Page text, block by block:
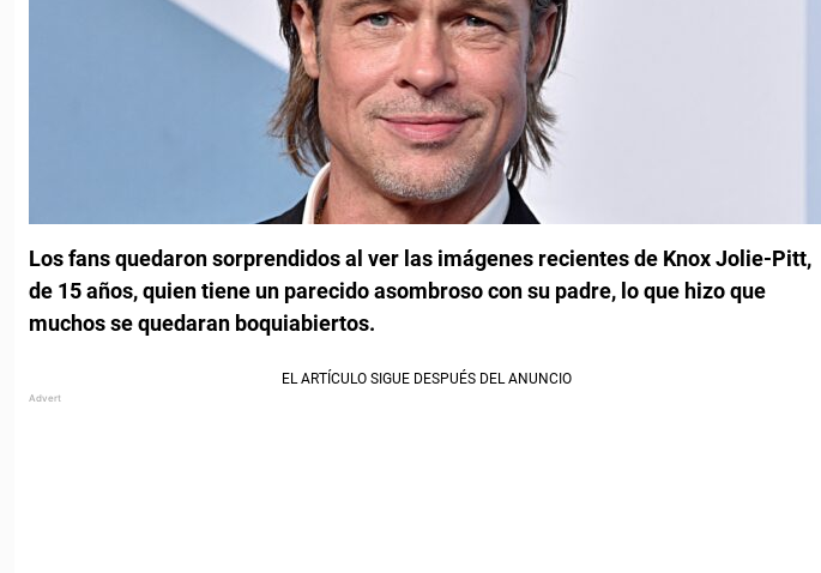
Los fans quedaron sorprendidos al ver las imágenes recientes de Knox Jolie-Pitt,
de 15 años, quien tiene un parecido asombroso con su padre, lo que hizo que
muchos se quedaran boquiabiertos.